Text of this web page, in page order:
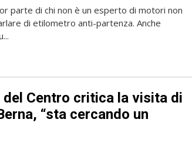
parte di chi non è un esperto di motori non
di etilometro anti-partenza. Anche
del Centro critica la visita di
“sta cercando un